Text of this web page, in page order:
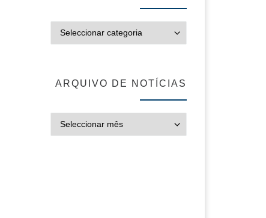
ARQUIVO DE NOTÍCIAS